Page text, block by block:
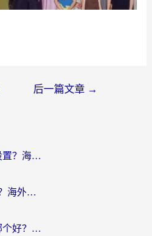
后一篇文章 →
豆瓣音乐地区限制怎么设置？海外党亲测有效的回国加速方案来了
全民k歌国外可以打开吗？海外党听国内音乐听书的实用指南
海外看国内电视剧软件哪个好？留学生亲测有效的追剧加速方案